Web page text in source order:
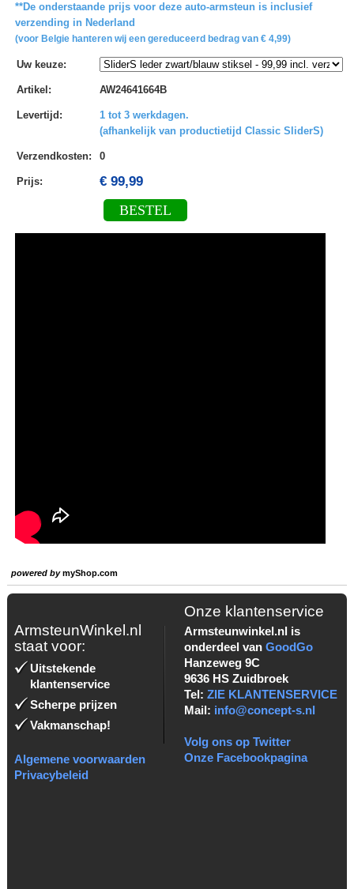
**De onderstaande prijs voor deze auto-armsteun is inclusief
verzending in Nederland
(voor Belgie hanteren wij een gereduceerd bedrag van € 4,99)
Uw keuze:
Artikel : AW24641664B
Levertijd :
1 tot 3 werkdagen.
(afhankelijk van productietijd Classic SliderS)
Verzendkosten: 0
Prijs: € 99,99
BESTEL
powered bymyShop.com
ArmsteunWinkel.nl
staat voor:
Uitstekende
klantenservice
Scherpe prijzen
Vakmanschap!
Algemene voorwaarden
Privacybeleid
Onze klantenservice
Armsteunwinkel.nl is
onderdeel van GoodGo
Hanzeweg 9C
9636 HS Zuidbroek
Tel: ZIE KLANTENSERVICE
Mail: info@concept-s.nl
Volg ons op Twitter
Onze Facebookpagina